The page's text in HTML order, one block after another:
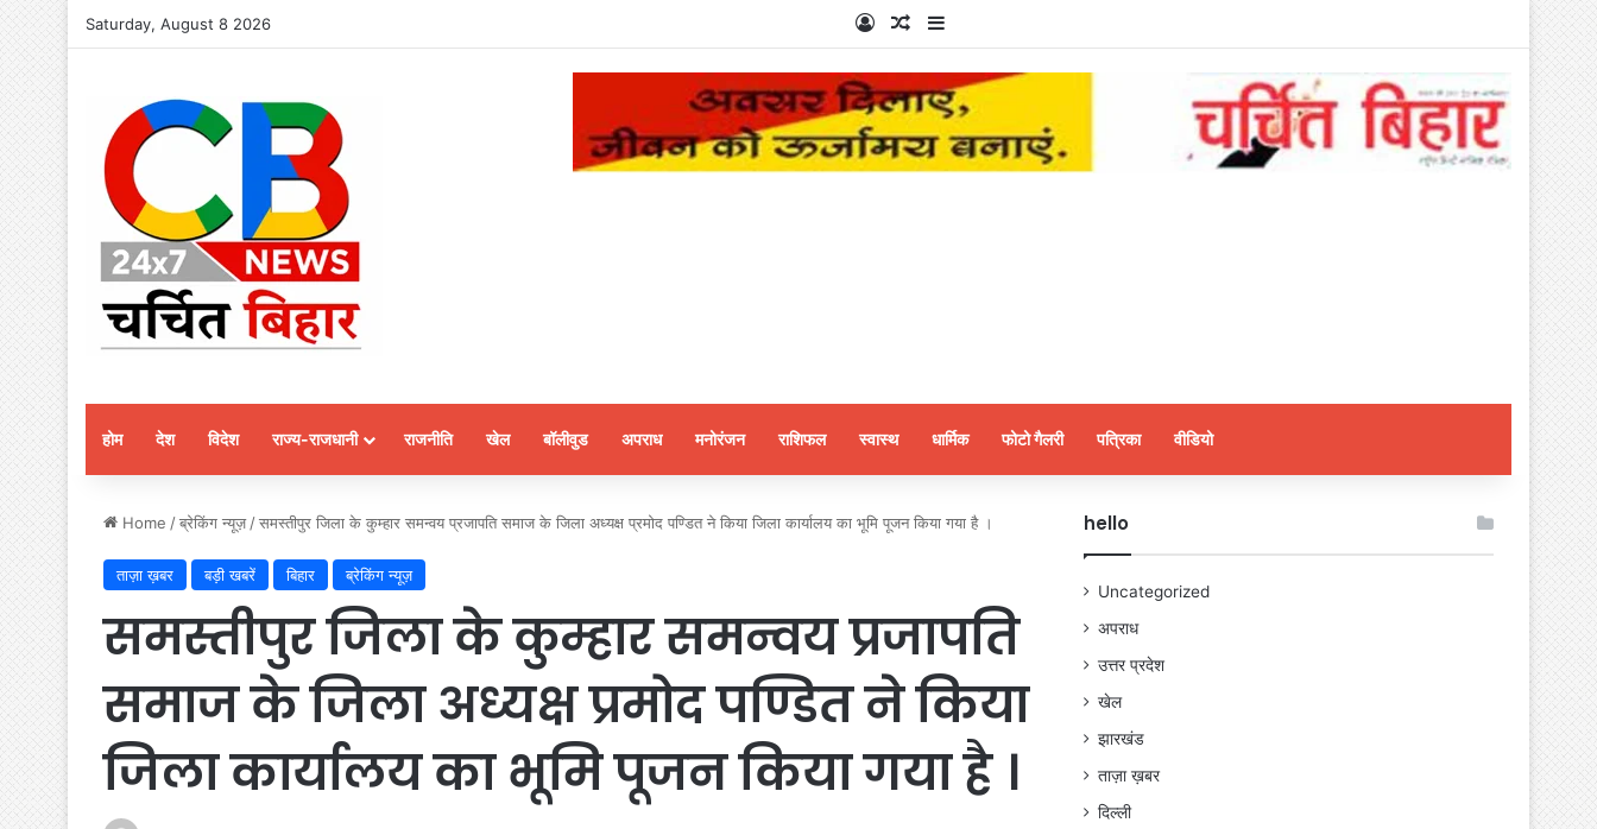
Saturday, August 8 2026 Log InRandom Article
Sidebar
होम देश विदेश राज्य-राजधानी राजनीति खेल बॉलीवुड अपराध मनोरंजन राशिफल स्वास्थ धार्मिक फोटो गैलरी पत्रिका वीडियो
Home /ब्रेकिंग न्यूज़ /समस्तीपुर जिला के कुम्हार समन्वय प्रजापति समाज के जिला अध्यक्ष प्रमोद पण्डित ने किया जिला कार्यालय का भूमि पूजन किया गया है ।
ताज़ा ख़बर बड़ी खबरें बिहार ब्रेकिंग न्यूज़
समस्तीपुर जिला के कुम्हार समन्वय प्रजापति
समाज के जिला अध्यक्ष प्रमोद पण्डित ने किया
जिला कार्यालय का भूमि पूजन किया गया है ।
hello
Uncategorized
अपराध
उत्तर प्रदेश
खेल
झारखंड
ताज़ा ख़बर
दिल्ली